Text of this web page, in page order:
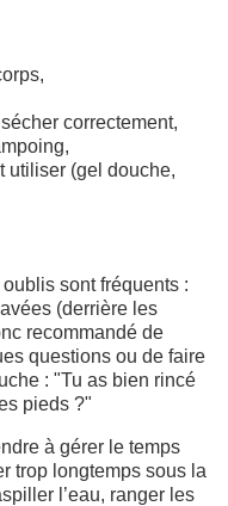
correctement,
utiliser (gel douche,
sont fréquents :
(derrière les
recommandé de
questions ou de faire
: "Tu as bien rincé
pieds ?"
à gérer le temps
trop longtemps sous la
l’eau, ranger les